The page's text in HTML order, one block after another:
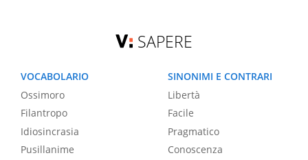
SAPERE
VOCABOLARIO
Ossimoro
Filantropo
Idiosincrasia
Pusillanime
SINONIMI E CONTRARI
Libertà
Facile
Pragmatico
Conoscenza